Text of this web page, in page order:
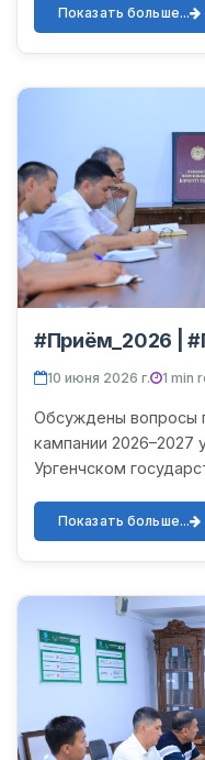
председателя
Показать больше...
#Приём_2026 |
10 июня 2026 г. 1 min
Обсуждены вопросы
кампании 2026–2027
Ургенчском
организации
Показать больше...